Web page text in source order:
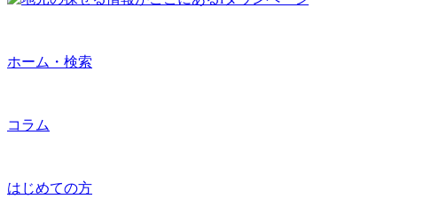
ホーム・検索
コラム
はじめての方